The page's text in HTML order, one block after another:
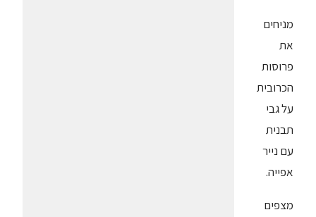
מניחים
את
פרוסות
הכרובית
על גבי
תבנית
עם נייר
אפייה.
מצפים